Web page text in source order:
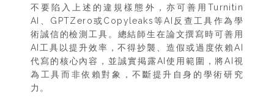
不要陷入上述的違規樣態外，亦可善用Turnitin
AI、GPTZero或Copyleaks等AI反查工具作為學
術誠信的檢測工具。總結師生在論文撰寫時可善用
AI工具以提升效率，不得抄襲、造假或過度依賴AI
代寫的核心內容，並誠實掲露AI使用範圍，將AI視
為工具而非依賴對象，不斷提升自身的學術研究
力。